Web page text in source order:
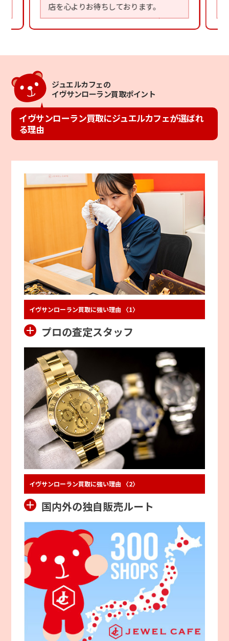
店を心よりお待ちしております。
ジュエルカフェの
イヴサンローラン買取ポイント
イヴサンローラン買取にジュエルカフェが選ばれ
る理由
イヴサンローラン買取に強い理由 〈1〉
プロの査定スタッフ
イヴサンローラン買取に強い理由 〈2〉
国内外の独自販売ルート